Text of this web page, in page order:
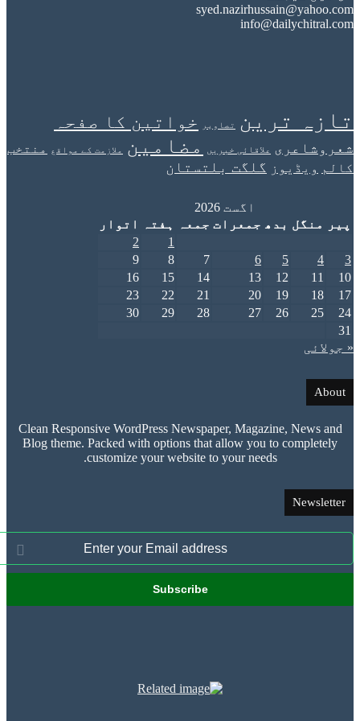
ترین تصاویر خواتین کا صفحہ
علاقائی خبریں مضامین ملازمت کے مواقع منتخب
گلگت بلتستان
بدھ جمعرات جمعہ ہفتہ اتوار
12
14
15
16
19
21
22
23
26
28
29
30
Clean Responsive WordPress Newspaper, Magazine,
Blog theme. Packed with options that allow you to
customize your website to your needs.